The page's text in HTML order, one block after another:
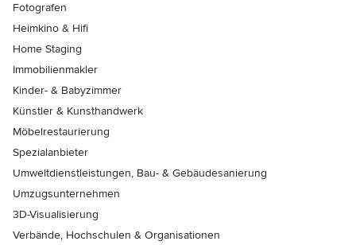
Fotografen
Heimkino & Hifi
Home Staging
Immobilienmakler
Kinder- & Babyzimmer
Künstler & Kunsthandwerk
Möbelrestaurierung
Spezialanbieter
Umweltdienstleistungen, Bau- & Gebäudesanierung
Umzugsunternehmen
3D-Visualisierung
Verbände, Hochschulen & Organisationen